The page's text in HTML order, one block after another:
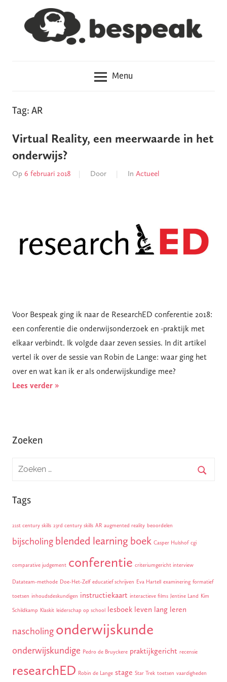
in
hoofd?
Menu
Tag: AR
Virtual Reality, een meerwaarde in het
onderwijs?
Op 6 februari 2018 Door In Actueel
Voor Bespeak ging ik naar de ResearchED conferentie 2018:
een conferentie die onderwijsonderzoek en -praktijk met
elkaar verbindt. Ik volgde daar zeven sessies. In dit artikel
vertel ik over de sessie van Robin de Lange: waar ging het
over en wat kan ik er als onderwijskundige mee?
Lees verder »
Zoeken
Tags
21st century skills 23rd century skills AR augmented reality beoordelen
bijscholing blended learningboek Casper Hulshof cgi
comparative judgement conferentie criteriumgericht interview
Datateam-methode Doe-Het-Zelf educatief schrijven Eva Hartell examinering formatief
toetsen inhoudsdeskundigen instructiekaart interactieve films Jentine Land Kim
Schildkamp Klaskit leiderschap op school lesboek leven lang leren
nascholing onderwijskunde
onderwijskundige Pedro de Bruyckere praktijkgericht recensie
researchED Robin de Lange stage Star Trek toetsen vaardigheden